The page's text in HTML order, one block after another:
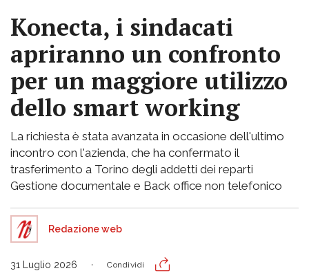
Konecta, i sindacati
apriranno un confronto
per un maggiore utilizzo
dello smart working
La richiesta è stata avanzata in occasione dell'ultimo
incontro con l'azienda, che ha confermato il
trasferimento a Torino degli addetti dei reparti
Gestione documentale e Back office non telefonico
Redazione web
31 Luglio 2026 Condividi